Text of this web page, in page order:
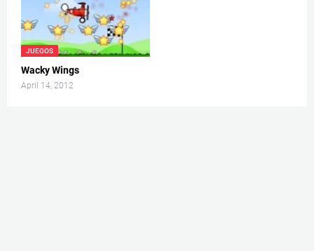
JUEGOS
Wacky Wings
April 14, 2012